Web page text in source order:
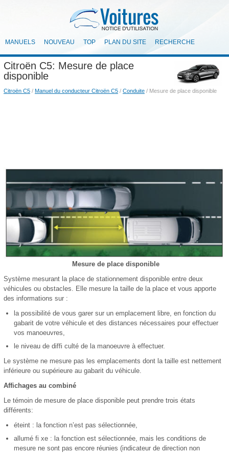
MANUELS NOUVEAU TOP PLAN DU SITE RECHERCHE
Citroën C5: Mesure de place
disponible
Citroën C5 / Manuel du conducteur Citroën C5 / Conduite / Mesure de place disponible
Mesure de place disponible
Système mesurant la place de stationnement disponible entre deux
véhicules ou obstacles. Elle mesure la taille de la place et vous apporte
des informations sur :
la possibilité de vous garer sur un emplacement libre, en fonction du
gabarit de votre véhicule et des distances nécessaires pour effectuer
vos manoeuvres,
le niveau de diffi culté de la manoeuvre à effectuer.
Le système ne mesure pas les emplacements dont la taille est nettement
inférieure ou supérieure au gabarit du véhicule.
Affichages au combiné
Le témoin de mesure de place disponible peut prendre trois états
différents:
éteint : la fonction n’est pas sélectionnée,
allumé fi xe : la fonction est sélectionnée, mais les conditions de
mesure ne sont pas encore réunies (indicateur de direction non